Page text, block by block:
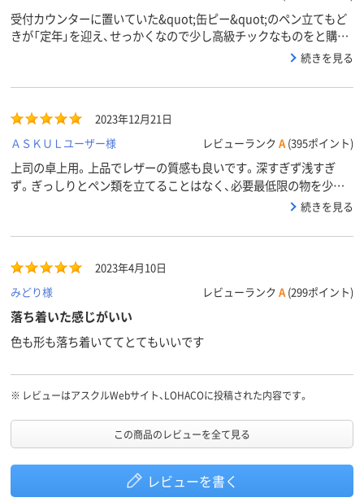
受付カウンターに置いていた&quot;缶ピー&quot;のペン立てもど
きが「定年」を迎え、せっかくなので少し高級チックなものをと購入
しました。質感その他満足ですが、星マイナス１はやはり価格です
続きを見る
2023年12月21日
ＡＳＫＵＬユーザー様
レビューランク A (395ポイント)
上司の卓上用。上品でレザーの質感も良いです。深すぎず浅すぎ
ず。ぎっしりとペン類を立てることはなく、必要最低限の物を少し
立てる程度ですが、重量感のあるペーパーナイフなど不安定になり
やや乱暴に入れても、底に当たった時に音がしないので、何気ないこ
続きを見る
2023年4月10日
みどり様
レビューランク A (299ポイント)
落ち着いた感じがいい
色も形も落ち着いててとてもいいです
※ レビューはアスクルWebサイト、LOHACOに投稿された内容です。
この商品のレビューを全て見る
レビューを書く